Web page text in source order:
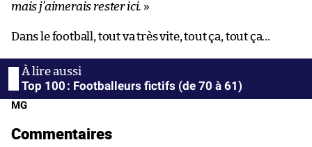
mais j’aimerais rester ici. »
Dans le football, tout va très vite, tout ça, tout ça…
Top 100 : Footballeurs fictifs (de 70 à 61)
MG
Commentaires